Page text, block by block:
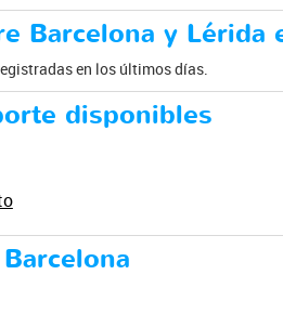
Barcelona y Lérida
en los últimos días.
disponibles